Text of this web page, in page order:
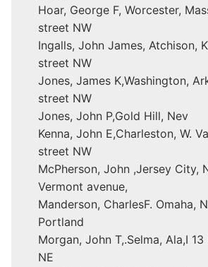
Hoar, George F, Worcester,
street NW
Ingalls, John James, Atchison,
street NW
Jones, James K,Washington,
street NW
Jones, John P,Gold Hill, Nev
Kenna, John E,Charleston, W.
street NW
McPherson, John ,Jersey City,
Vermont avenue,
Manderson, CharlesF. Omaha,
Portland
Morgan, John T,.Selma, Ala,I
NE